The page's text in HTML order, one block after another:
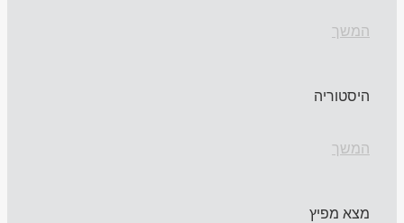
המשך
היסטוריה
המשך
מצא מפיץ